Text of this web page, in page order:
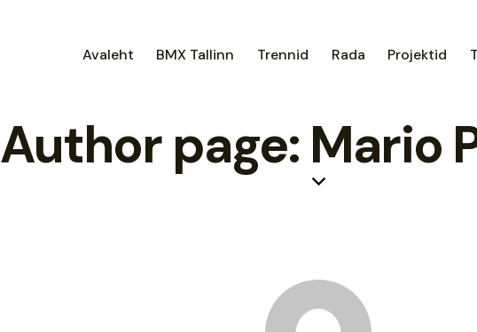
Avaleht BMX Tallinn Trennid Rada Projektid
Author page: Mario